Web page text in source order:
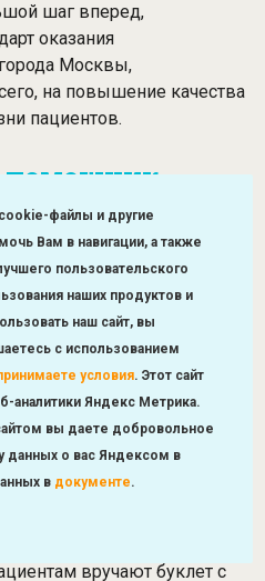
шаг вперед,
оказания
Москвы,
на повышение качества
пациентов.
здоровья
Москвы начало
«Персональный
подозрением на
или подтвержденным
Помощники помогают им
специалистам, на
исследований и
визите к врачу.
сопровождения
вручают буклет с
файлы и другие
Вам в навигации, а также
пользовательского
наших продуктов и
наш сайт, вы
с использованием
условия. Этот сайт
аналитики Яндекс Метрика.
вы даете добровольное
данных о вас Яндексом в
в документе.